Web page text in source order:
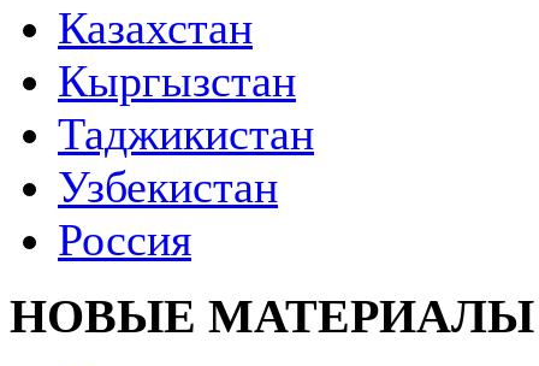
Казахстан
Кыргызстан
Таджикистан
Узбекистан
Россия
НОВЫЕ МАТЕРИАЛЫ